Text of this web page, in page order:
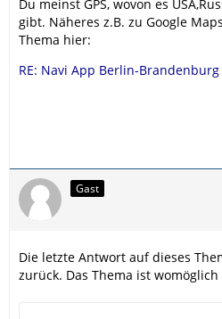
Du meinst GPS, wovon es
gibt. Näheres z.B. zu Google
Thema hier:
RE: Navi App Berlin-
Gast
Die letzte Antwort auf dieses
zurück. Das Thema ist